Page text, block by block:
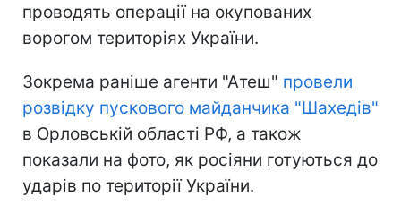
проводять операції на окупованих
ворогом територіях України.
Зокрема раніше агенти "Атеш" провели
розвідку пускового майданчика "Шахедів"
в Орловській області РФ, а також
показали на фото, як росіяни готуються до
ударів по території України.